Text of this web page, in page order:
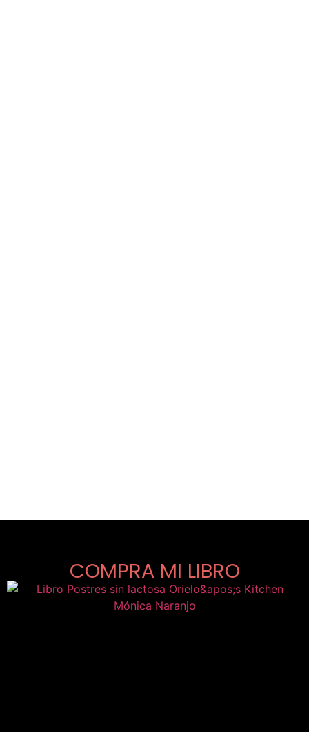
COMPRA MI LIBRO